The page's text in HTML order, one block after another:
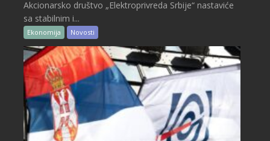
Akcionarsko društvo „Elektroprivreda Srbije“ nastaviće
sa stabilnim i...
Ekonomija Novosti